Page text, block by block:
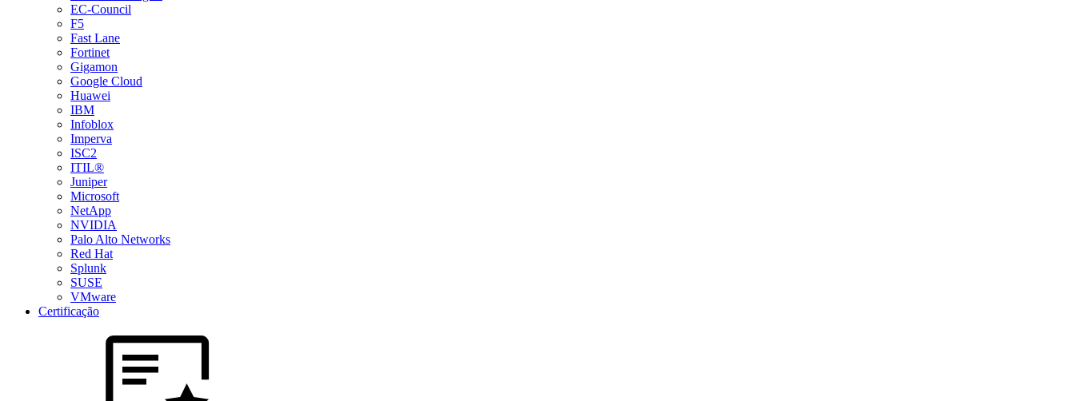
EC-Council
F5
Fast Lane
Fortinet
Gigamon
Google Cloud
Huawei
IBM
Infoblox
Imperva
ISC2
ITIL®
Juniper
Microsoft
NetApp
NVIDIA
Palo Alto Networks
Red Hat
Splunk
SUSE
VMware
Certificação